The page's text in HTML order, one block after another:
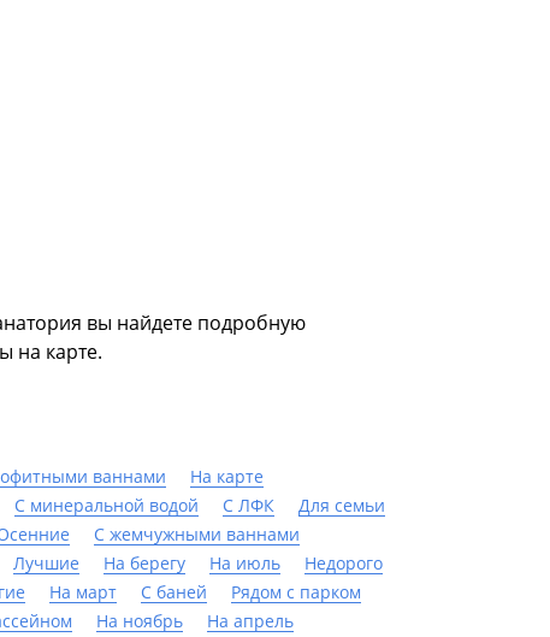
вы найдете подробную
на карте.
ваннами
На карте
С минеральной водой С ЛФК
Для семьи
С жемчужными ваннами
Лучшие На берегу На июль
Недорого
На март С баней
Рядом с парком
На ноябрь
На апрель